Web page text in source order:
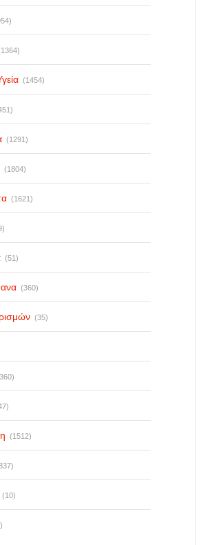
(1454)
(1291)
(1804)
(1621)
(51)
(360)
(35)
(1512)
(10)